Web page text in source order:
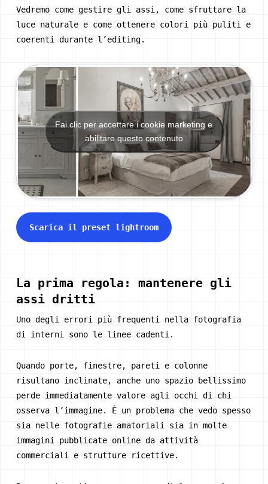
Vedremo come gestire gli assi, come sfruttare la
luce naturale e come ottenere colori più puliti e
coerenti durante l’editing.
Fai clic per accettare i cookie marketing e
abilitare questo contenuto
Scarica il preset lightroom
La prima regola: mantenere gli
assi dritti
Uno degli errori più frequenti nella fotografia
di interni sono le linee cadenti.
Quando porte, finestre, pareti e colonne
risultano inclinate, anche uno spazio bellissimo
perde immediatamente valore agli occhi di chi
osserva l’immagine. È un problema che vedo spesso
sia nelle fotografie amatoriali sia in molte
immagini pubblicate online da attività
commerciali e strutture ricettive.